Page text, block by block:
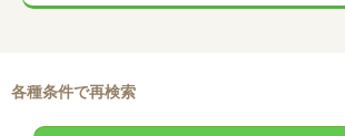
各種条件で再検索